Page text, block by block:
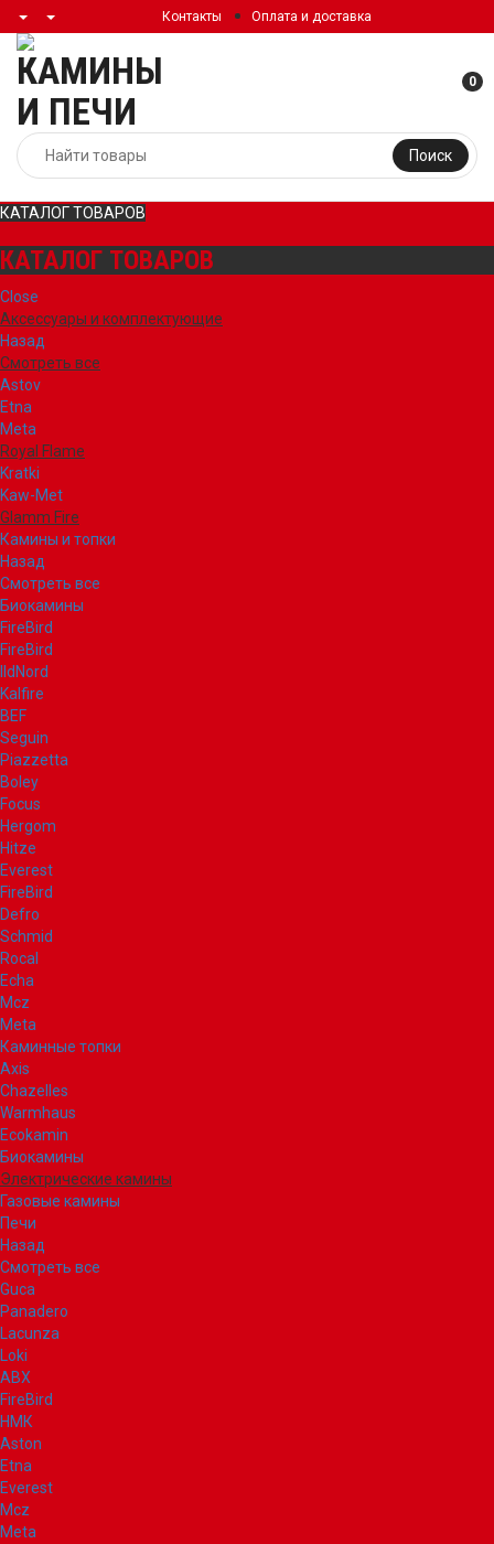
Контакты Оплата и доставка
Поиск
0
КАТАЛОГ ТОВАРОВ
КАТАЛОГ ТОВАРОВ
Close
Аксессуары и комплектующие
Назад
Смотреть все
Astov
Etna
Meta
Royal Flame
Kratki
Kaw-Met
Glamm Fire
Камины и топки
Назад
Смотреть все
Биокамины
FireBird
FireBird
IldNord
Kalfire
BEF
Seguin
Piazzetta
Boley
Focus
Hergom
Hitze
Everest
FireBird
Defro
Schmid
Rocal
Echa
Mcz
Meta
Каминные топки
Axis
Chazelles
Warmhaus
Ecokamin
Биокамины
Электрические камины
Газовые камины
Печи
Назад
Смотреть все
Guca
Panadero
Lacunza
Loki
ABX
FireBird
НМК
Aston
Etna
Everest
Mcz
Meta